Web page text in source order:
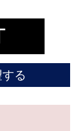
パネライ
る